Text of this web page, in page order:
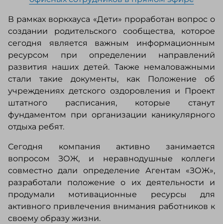
В рамках воркхауса «Дети» проработан вопрос о
создании родительского сообщества, которое
сегодня является важным информационным
ресурсом при определении направлений
развития наших детей. Также немаловажными
стали такие документы, как Положение об
учреждениях детского оздоровления и Проект
штатного расписания, которые станут
фундаментом при организации каникулярного
отдыха ребят.
Сегодня компания активно занимается
вопросом ЗОЖ, и неравнодушные коллеги
совместно дали определение Агентам «ЗОЖ»,
разработали положение о их деятельности и
продумали мотивационные ресурсы для
активного привлечения внимания работников к
своему образу жизни.